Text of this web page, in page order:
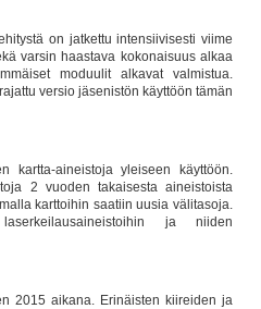
on jatkettu intensiivisesti viime
varsin haastava kokonaisuus alkaa
moduulit alkavat valmistua.
versio jäsenistön käyttöön tämän
kartta-aineistoja yleiseen käyttöön.
2 vuoden takaisesta aineistoista
karttoihin saatiin uusia välitasoja.
ja niiden
2015 aikana. Erinäisten kiireiden ja